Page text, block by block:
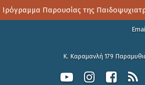
Παρουσίας της
Κ. Καραμανλή 179